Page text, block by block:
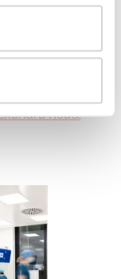
care la
tratamentul
cu
Read.